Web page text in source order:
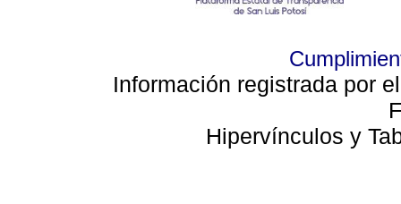
Información registrada por
Hipervínculos y